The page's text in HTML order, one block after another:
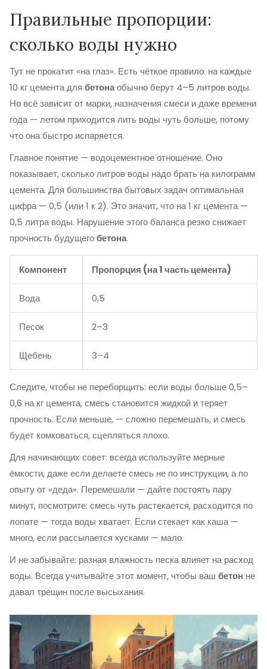
Правильные пропорции:
сколько воды нужно
Тут не прокатит «на глаз». Есть чёткое правило: на каждые
10 кг цемента для бетонаобычно берут 4–5 литров воды.
Но всё зависит от марки, назначения смеси и даже времени
года — летом приходится лить воды чуть больше, потому
что она быстро испаряется.
Главное понятие — водоцементное отношение. Оно
показывает, сколько литров воды надо брать на килограмм
цемента. Для большинства бытовых задач оптимальная
цифра — 0,5 (или 1 к 2). Это значит, что на 1 кг цемента —
0,5 литра воды. Нарушение этого баланса резко снижает
прочность будущегобетона.
Компонент Пропорция (на 1 часть цемента)
Вода 0,5
Песок 2–3
Щебень 3–4
Следите, чтобы не переборщить: если воды больше 0,5–
0,6 на кг цемента, смесь становится жидкой и теряет
прочность. Если меньше, — сложно перемешать, и смесь
будет комковаться, сцепляться плохо.
Для начинающих совет: всегда используйте мерные
ёмкости, даже если делаете смесь не по инструкции, а по
опыту от «деда». Перемешали — дайте постоять пару
минут, посмотрите: смесь чуть растекается, расходится по
лопате — тогда воды хватает. Если стекает как каша —
много, если рассыпается кусками — мало.
И не забывайте: разная влажность песка влияет на расход
воды. Всегда учитывайте этот момент, чтобы ваш бетон не
давал трещин после высыхания.